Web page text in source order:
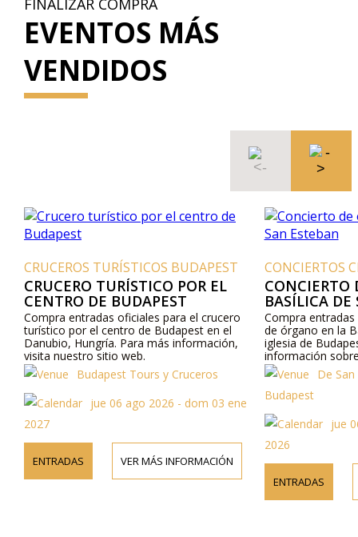
FINALIZAR COMPRA
EVENTOS MÁS
VENDIDOS
CRUCEROS TURÍSTICOS BUDAPEST
CRUCERO TURÍSTICO POR EL
CENTRO DE BUDAPEST
Compra entradas oficiales para el crucero
turístico por el centro de Budapest en el
Danubio, Hungría. Para más información,
visita nuestro sitio web.
Budapest Tours y Cruceros
jue 06 ago 2026 - dom 03 ene
2027
ENTRADAS VER MÁS INFORMACIÓN
CONCIERTOS
CONCIERTO
BASÍLICA
Compra
de órgano en la
iglesia de
información
visita nuestro
teléfono.
De
Budapest
jue
2026
ENTRADAS